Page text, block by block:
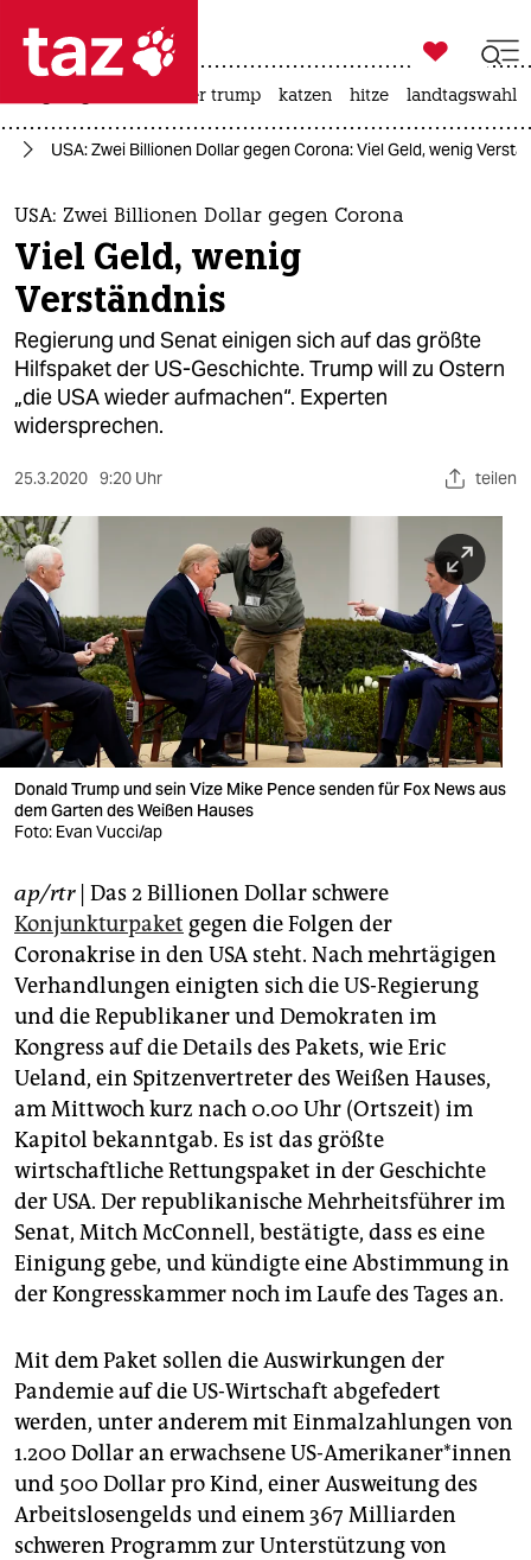
 taz zahl ich
taz zahl ich
themen
politik
öko
gesellschaft
kultur
sport
berlin
nord
wahrheit
verlag
verlag
veranstaltungen
shop
fragen & hilfe
unterstützen
abo
genossenschaft
epaper login

taz zahl ich
usa unter trump katzen hitze landtagswahl
USA: Zwei Billionen Dollar gegen Corona: Viel Geld, wenig
USA: Zwei Billionen Dollar gegen Corona
Viel Geld, wenig
Verständnis
Regierung und Senat einigen sich auf das größte
Hilfspaket der US-Geschichte. Trump will zu Ostern
„die USA wieder aufmachen“. Experten
widersprechen.
25.3.2020 9:20 Uhr teilen
Donald Trump und sein Vize Mike Pence senden für Fox News aus
dem Garten des Weißen Hauses
Foto: Evan Vucci/ap
ap/rtr| Das 2 Billionen Dollar schwere
Konjunkturpaket gegen die Folgen der
Coronakrise in den USA steht. Nach mehrtägigen
Verhandlungen einigten sich die US-Regierung
und die Republikaner und Demokraten im
Kongress auf die Details des Pakets, wie Eric
Ueland, ein Spitzenvertreter des Weißen Hauses,
am Mittwoch kurz nach 0.00 Uhr (Ortszeit) im
Kapitol bekanntgab. Es ist das größte
wirtschaftliche Rettungspaket in der Geschichte
der USA. Der republikanische Mehrheitsführer im
Senat, Mitch McConnell, bestätigte, dass es eine
Einigung gebe, und kündigte eine Abstimmung in
der Kongresskammer noch im Laufe des Tages an.
Mit dem Paket sollen die Auswirkungen der
Pandemie auf die US-Wirtschaft abgefedert
werden, unter anderem mit Einmalzahlungen von
1.200 Dollar an erwachsene US-Amerikaner*innen
und 500 Dollar pro Kind, einer Ausweitung des
Arbeitslosengelds und einem 367 Milliarden
schweren Programm zur Unterstützung von